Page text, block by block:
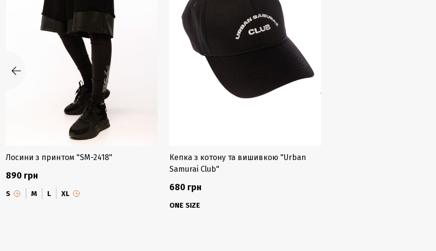
Лосини з принтом "SM-2418"
890 грн
S M L XL
Кепка з котону та вишивкою "Urban
Samurai Club"
680 грн
ONE SIZE